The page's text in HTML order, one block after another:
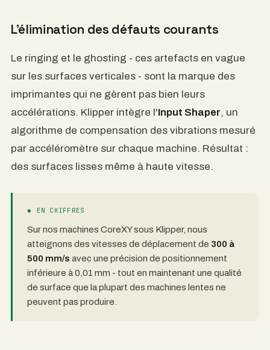
L'élimination des défauts courants
Le ringing et le ghosting - ces artefacts en vague
sur les surfaces verticales - sont la marque des
imprimantes qui ne gèrent pas bien leurs
accélérations. Klipper intègre l'Input Shaper, un
algorithme de compensation des vibrations mesuré
par accéléromètre sur chaque machine. Résultat :
des surfaces lisses même à haute vitesse.
◆ EN CHIFFRES
Sur nos machines CoreXY sous Klipper, nous
atteignons des vitesses de déplacement de 300 à
500 mm/s avec une précision de positionnement
inférieure à 0,01 mm - tout en maintenant une qualité
de surface que la plupart des machines lentes ne
peuvent pas produire.